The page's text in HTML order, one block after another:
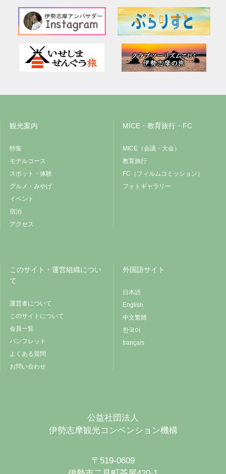
観光案内
特集
モデルコース
スポット・体験
グルメ・みやげ
イベント
宿泊
アクセス
MICE・教育旅行・FC
MICE（会議・大会）
教育旅行
FC（フィルムコミッション）
フォトギャラリー
このサイト・運営組織につい
て
運営者について
このサイトについて
会員一覧
パンフレット
よくある質問
お問い合わせ
外国語サイト
日本語
English
中文繁體
한국어
français
公益社団法人
伊勢志摩観光コンベンション機構
〒519-0609